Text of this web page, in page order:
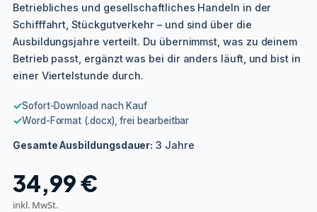
Betriebliches und gesellschaftliches Handeln in der
Schifffahrt, Stückgutverkehr – und sind über die
Ausbildungsjahre verteilt. Du übernimmst, was zu deinem
Betrieb passt, ergänzt was bei dir anders läuft, und bist in
einer Viertelstunde durch.
✓Sofort-Download nach Kauf
✓Word-Format (.docx), frei bearbeitbar
Gesamte Ausbildungsdauer: 3 Jahre
34,99€
inkl. MwSt.